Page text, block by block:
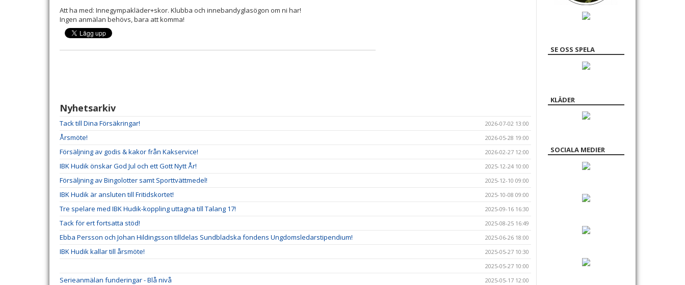
Att ha med: Innegympakläder+skor. Klubba och innebandyglasögon om ni har!
Ingen anmälan behövs, bara att komma!
Nyhetsarkiv
Tack till Dina Försäkringar! 2026-07-02 13:00
Årsmöte! 2026-05-28 19:00
Försäljning av godis & kakor från Kakservice! 2026-02-27 12:00
IBK Hudik önskar God Jul och ett Gott Nytt År! 2025-12-24 10:00
Försäljning av Bingolotter samt Sporttvättmedel! 2025-12-10 09:00
IBK Hudik är ansluten till Fritidskortet! 2025-10-08 09:00
Tre spelare med IBK Hudik-koppling uttagna till Talang 17! 2025-09-16 16:30
Tack för ert fortsatta stöd! 2025-08-25 16:49
Ebba Persson och Johan Hildingsson tilldelas Sundbladska fondens Ungdomsledarstipendium! 2025-06-26 18:00
IBK Hudik kallar till årsmöte!
2025-05-27 10:30
2025-05-27 10:00
Serieanmälan funderingar - Blå nivå 2025-05-17 12:00
SE OSS SPELA
KLÄDER
SOCIALA MEDIER